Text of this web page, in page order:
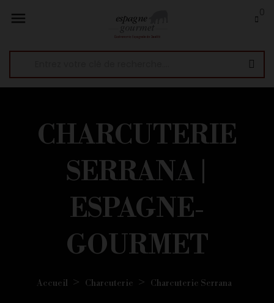

CHARCUTERIE
SERRANA |
ESPAGNE-
GOURMET
Accueil Charcuterie Charcuterie Serrana